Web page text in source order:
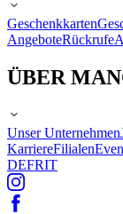
Geschenkkarten
AngeboteRückrufe
ÜBER
Unser Unternehmen
KarriereFilialen
DEFRIT